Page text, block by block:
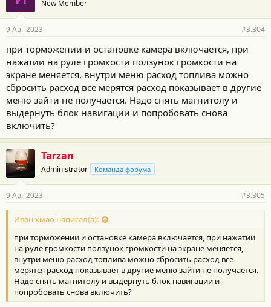
New Member
9 Авг 2023 #3.304
при торможении и остановке камера включается, при
нажатии на руле громкости ползунок громкости на
экране меняется, внутри меню расход топлива можно
сбросить расход все мерятся расход показывает в другие
меню зайти не получается. Надо снять магнитолу и
выдернуть блок навигации и попробовать снова
включить?
Tarzan
Administrator Команда форума
9 Авг 2023 #3.305
Иван хмао написал(а):
при торможении и остановке камера включается, при нажатии
на руле громкости ползунок громкости на экране меняется,
внутри меню расход топлива можно сбросить расход все
мерятся расход показывает в другие меню зайти не получается.
Надо снять магнитолу и выдернуть блок навигации и
попробовать снова включить?